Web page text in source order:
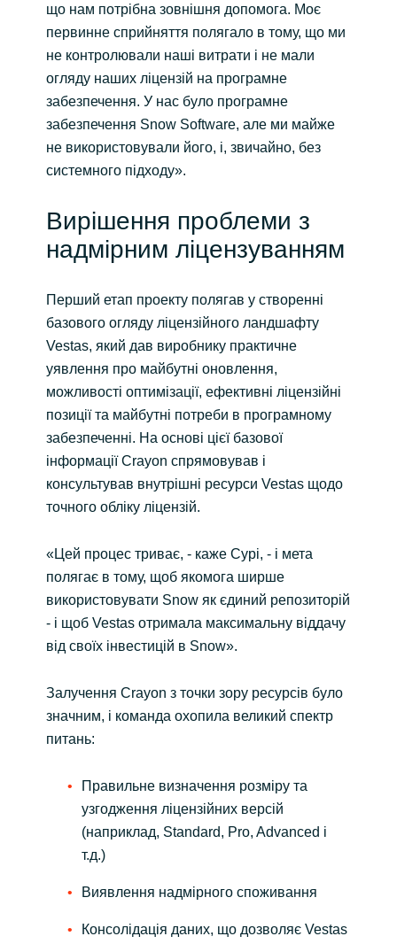
що нам потрібна зовнішня допомога. Моє
первинне сприйняття полягало в тому, що ми
не контролювали наші витрати і не мали
огляду наших ліцензій на програмне
забезпечення. У нас було програмне
забезпечення Snow Software, але ми майже
не використовували його, і, звичайно, без
системного підходу».
Вирішення проблеми з
надмірним ліцензуванням
Перший етап проекту полягав у створенні
базового огляду ліцензійного ландшафту
Vestas, який дав виробнику практичне
уявлення про майбутні оновлення,
можливості оптимізації, ефективні ліцензійні
позиції та майбутні потреби в програмному
забезпеченні. На основі цієї базової
інформації Crayon спрямовував і
консультував внутрішні ресурси Vestas щодо
точного обліку ліцензій.
«Цей процес триває, - каже Сурі, - і мета
полягає в тому, щоб якомога ширше
використовувати Snow як єдиний репозиторій
- і щоб Vestas отримала максимальну віддачу
від своїх інвестицій в Snow».
Залучення Crayon з точки зору ресурсів було
значним, і команда охопила великий спектр
питань:
Правильне визначення розміру та
узгодження ліцензійних версій
(наприклад, Standard, Pro, Advanced і
т.д.)
Виявлення надмірного споживання
Консолідація даних, що дозволяє Vestas